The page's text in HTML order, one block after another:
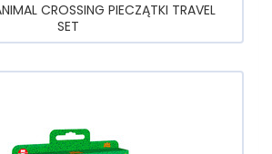
CROSSING PIECZĄTKI TRAVEL
SET